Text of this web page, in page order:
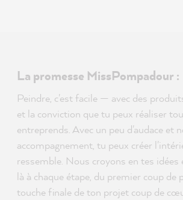
La promesse MissPompadour :
Peindre, c'est facile — avec des
et la conviction que tu peux réaliser
entreprends. Avec un peu d'audace et
accompagnement, tu peux créer
ressemble. Nous croyons en tes idées
là à chaque étape, du premier coup de
touche finale de ton projet coup de